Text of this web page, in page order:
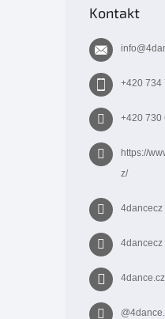
Kontakt
info@
+420 734
+420 730
https://
z/
4dancecz
4dancecz
4dance.cz